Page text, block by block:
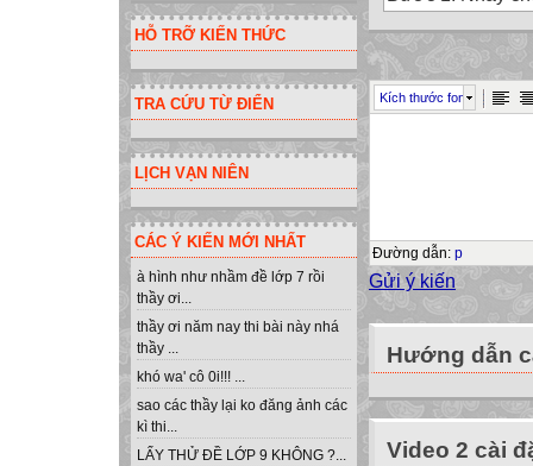
HỖ TRỠ KIẾN THỨC
TRA CỨU TỪ ĐIỂN
LỊCH VẠN NIÊN
CÁC Ý KIẾN MỚI NHẤT
à hình như nhầm đề lớp 7 rồi
thầy ơi...
thầy ơi năm nay thi bài này nhá
thầy ...
khó wa' cô 0i!!! ...
sao các thầy lại ko đăng ảnh các
kì thi...
LẤY THỬ ĐỀ LỚP 9 KHÔNG ?...
* Để chèn thêm
Bước 1: Nháy
các hàng cần
Chúng ta dùng
?
tiết 28
a/ Sao chép nội
Chúng ta dùng
?
tiết 28
Kích thước font
Đường dẫn: p
Gửi ý kiến
Hướng dẫn
Video 2 cài